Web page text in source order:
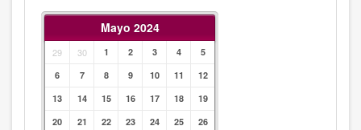
Mayo 2024
29 30 1 2 3 4
5
6
7 8 9 10 11
12
13
14 15 16 17 18
19
20
21 22 23 24 25
26